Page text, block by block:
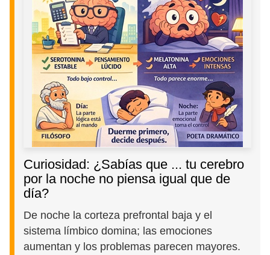
Curiosidad: ¿Sabías que ... tu cerebro
por la noche no piensa igual que de
día?
De noche la corteza prefrontal baja y el
sistema límbico domina; las emociones
aumentan y los problemas parecen mayores.